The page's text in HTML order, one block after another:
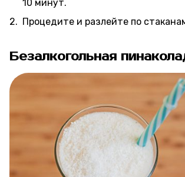
10 минут.
Процедите и разлейте по
Безалкогольная